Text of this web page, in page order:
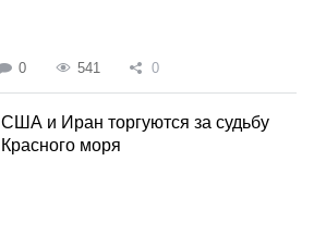
0 541 0
США и Иран торгуются за судьбу
Красного моря